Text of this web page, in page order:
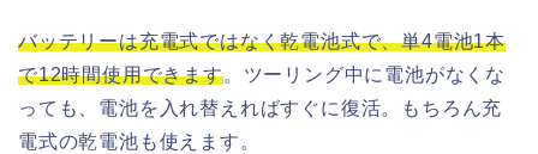
バッテリーは充電式ではなく乾電池式で、単4電池1本
で12時間使用できます。ツーリング中に電池がなくな
っても、電池を入れ替えればすぐに復活。もちろん充
電式の乾電池も使えます。